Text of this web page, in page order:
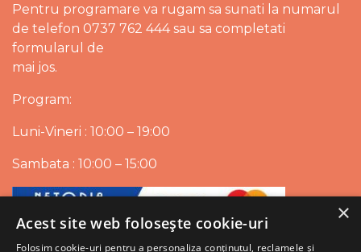
Pentru programare va rugam sa sunati la numarul
de telefon 0737 762 444 sau sa completati
formularul de
mai jos.
Program:
Luni-Vineri : 10:00 – 19:00
Sambata : 10:00 – 15:00
×
Acest site web folosește cookie-uri
Folosim cookie-uri pentru a personaliza conținutul, reclamele și